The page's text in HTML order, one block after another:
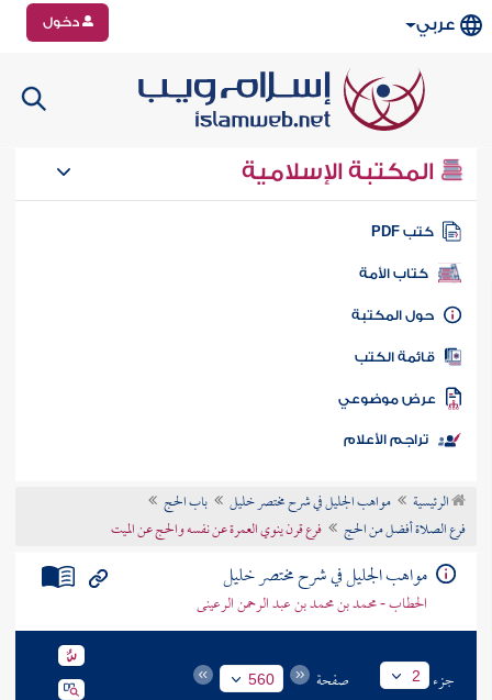
عربي دخول
المكتبة الإسلامية
كتب PDF
كتاب الأمة
المكتبة
الكتب
موضوعي
تراجم الأعلام
الرئيسية مواهب الجليل في شرح مختصر خليل
باب الحج
فرع الصلاة أفضل من الحج
فرع قرن ينوي العمرة عن نفسه والحج عن الميت
مواهب الجليل في شرح مختصر خليل
الحطاب - محمد بن محمد بن عبد الرحمن الرعينى
جزء 2 صفحة 560